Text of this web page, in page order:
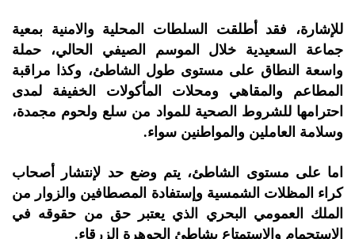
للإشارة، فقد أطلقت السلطات المحلية والامنية بمعية
جماعة السعيدية خلال الموسم الصيفي الحالي، حملة
واسعة النطاق على مستوى طول الشاطئ، وكذا مراقبة
المطاعم والمقاهي ومحلات المأكولات الخفيفة لمدى
احترامها للشروط الصحية للمواد من سلع ولحوم مجمدة،
وسلامة العاملين والمواطنين سواء.
اما على مستوى الشاطئ، يتم وضع حد لإنتشار أصحاب
كراء المظلات الشمسية وإستفادة المصطافين والزوار من
الملك العمومي البحري الذي يعتبر حق من حقوقه في
الإستجمام والإستمتاع بشاطئ الجوهرة الزرقاء.